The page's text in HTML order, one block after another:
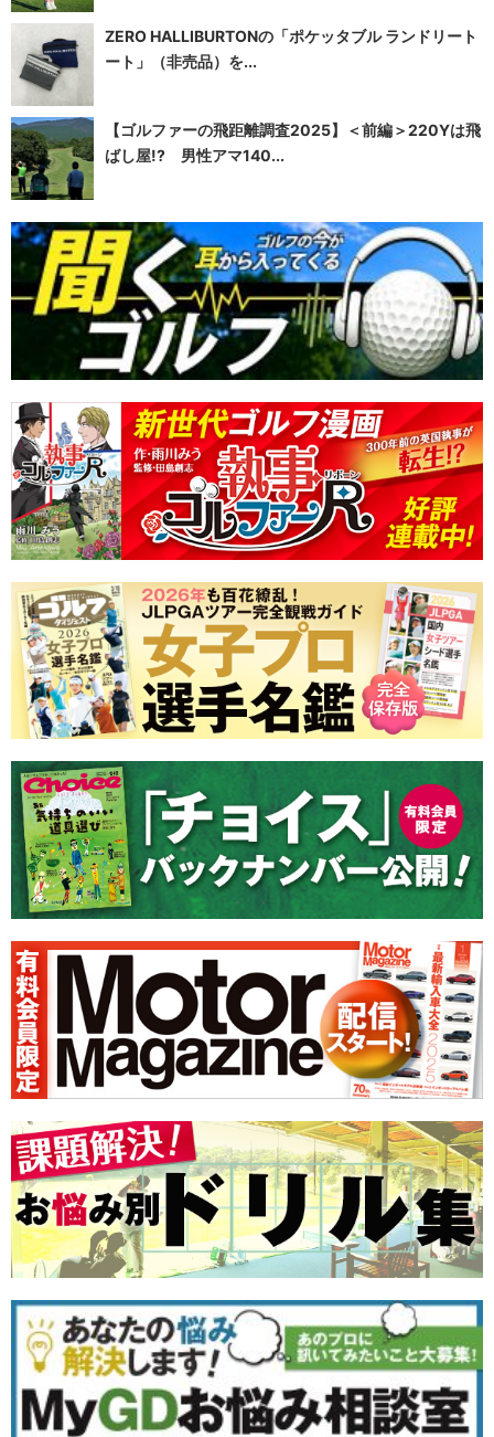
ZERO HALLIBURTONの「ポケッタブル ランドリート
ート」（非売品）を...
【ゴルファーの飛距離調査2025】＜前編＞220Yは飛
ばし屋!? 男性アマ140...